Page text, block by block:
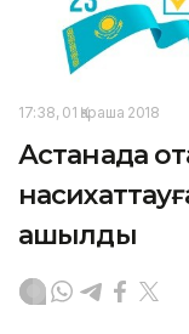
17:38, 01 Қараша 2018
Астанада
ашылды